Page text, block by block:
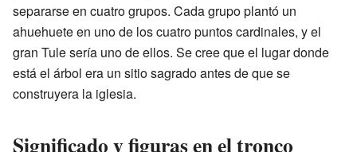
separarse en cuatro grupos. Cada grupo plantó un
ahuehuete en uno de los cuatro puntos cardinales, y el
gran Tule sería uno de ellos. Se cree que el lugar donde
está el árbol era un sitio sagrado antes de que se
construyera la iglesia.
Significado y figuras en el tronco